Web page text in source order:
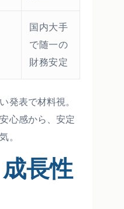
国内大手
で随一の
財務安定
発表で材料視。
心感から、安定
。
長性